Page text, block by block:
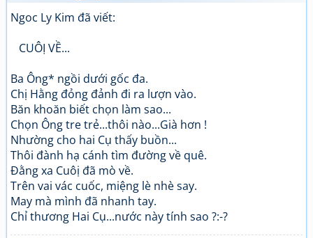
Ngoc Ly Kim đã viết:
CUÔỊ VỀ...
Ba Ông* ngồi dưới gốc đa.
Chị Hằng đỏng đảnh đi ra lượn vào.
Băn khoăn biết chọn làm sao...
Chọn Ông tre trẻ...thôi nào...Già hơn !
Nhường cho hai Cụ thấy buồn...
Thôi đành hạ cánh tìm đường về quê.
Đằng xa Cuôị đã mò về.
Trên vai vác cuốc, miệng lè nhè say.
May mà mình đã nhanh tay.
Chỉ thương Hai Cụ...nước này tính sao ?:-?